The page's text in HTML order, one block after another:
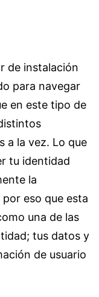
de instalación
para navegar
en este tipo de
a la vez. Lo que
tu identidad
la
eso que esta
una de las
tus datos y
de usuario